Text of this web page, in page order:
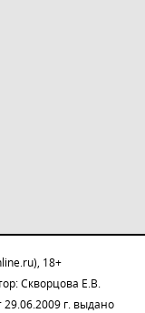
18+
Скворцова Е.В.
г. выдано